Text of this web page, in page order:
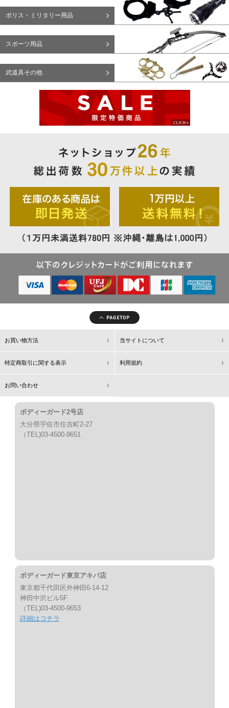
ポリス・ミリタリー用品
スポーツ用品
武道具その他
お買い物方法 当サイトについて
特定商取引に関する表示 利用規約
お問い合わせ
ボディーガード2号店
大分県宇佐市住吉町2-27
（TEL)03-4500-9651
ボディーガード東京アキバ店
東京都千代田区外神田6-14-12
神田中沢ビル5F
（TEL)03-4500-9653
詳細はコチラ